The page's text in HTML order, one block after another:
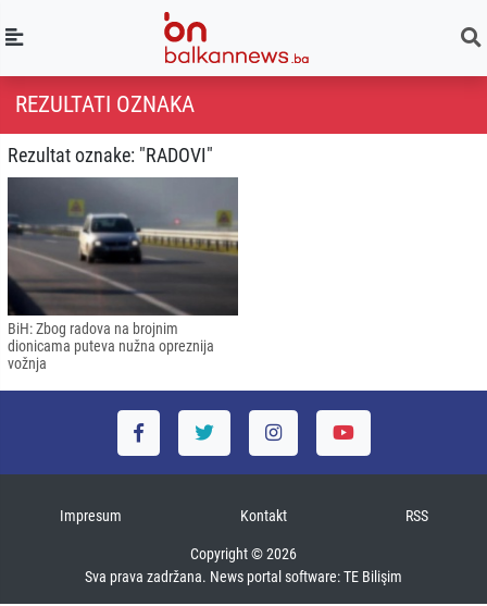
REZULTATI OZNAKA
Rezultat oznake: "RADOVI"
BiH: Zbog radova na brojnim
dionicama puteva nužna opreznija
vožnja
Impresum Kontakt RSS
Copyright © 2026
Sva prava zadržana. News portal software:TE Bilişim